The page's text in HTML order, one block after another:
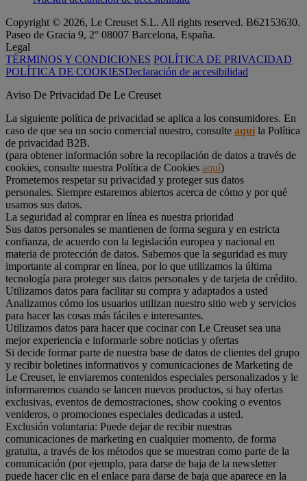
Copyright © 2026, Le Creuset S.L. All rights reserved. B62153630.
Paseo de Gracia 9, 2° 08007 Barcelona, España.
Legal
TÉRMINOS Y CONDICIONES POLÍTICA DE PRIVACIDAD
POLÍTICA DE COOKIESDeclaración de accesibilidad
Aviso De Privacidad De Le Creuset
La siguiente política de privacidad se aplica a los consumidores. En
caso de que sea un socio comercial nuestro, consulte aquíla Política
de privacidad B2B.
(para obtener información sobre la recopilación de datos a través de
cookies, consulte nuestra Política de Cookies aquí)
Prometemos respetar su privacidad y proteger sus datos
personales. Siempre estaremos abiertos acerca de cómo y por qué
usamos sus datos.
La seguridad al comprar en línea es nuestra prioridad
Sus datos personales se mantienen de forma segura y en estricta
confianza, de acuerdo con la legislación europea y nacional en
materia de protección de datos. Sabemos que la seguridad es muy
importante al comprar en línea, por lo que utilizamos la última
tecnología para proteger sus datos personales y de tarjeta de crédito.
Utilizamos datos para facilitar su compra y adaptados a usted
Analizamos cómo los usuarios utilizan nuestro sitio web y servicios
para hacer las cosas más fáciles e interesantes.
Utilizamos datos para hacer que cocinar con Le Creuset sea una
mejor experiencia e informarle sobre noticias y ofertas
Si decide formar parte de nuestra base de datos de clientes del grupo
y recibir boletines informativos y comunicaciones de Marketing de
Le Creuset, le enviaremos contenidos especiales personalizados y le
informaremos cuando se lancen nuevos productos, si hay ofertas
exclusivas, eventos de demostraciones, show cooking o eventos
venideros, o promociones especiales dedicadas a usted.
Exclusión voluntaria: Puede dejar de recibir nuestras
comunicaciones de marketing en cualquier momento, de forma
gratuita, a través de los métodos que se muestran como parte de la
comunicación (por ejemplo, para darse de baja de la newsletter
puede hacer clic en el enlace para darse de baja que aparece en la